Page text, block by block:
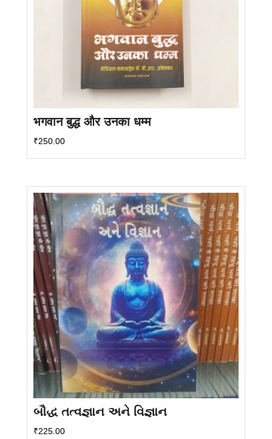
भगवान बुद्ध और उनका धम्म
₹250.00
બૌદ્ધ તત્વજ્ઞાન અને વિજ્ઞાન
₹225.00